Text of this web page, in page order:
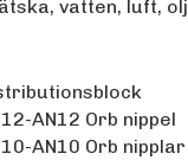
vatten, luft,
AN12 Orb nippel
AN10 Orb nipplar